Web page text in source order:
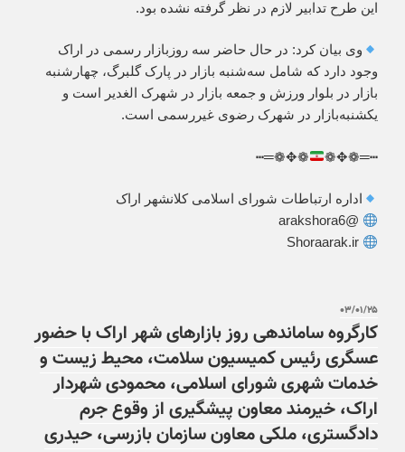
این طرح تدابیر لازم در نظر گرفته نشده بود.
وی بیان کرد: در حال حاضر سه روزبازار رسمی در اراک
وجود دارد که شامل سه‌شنبه بازار در پارک گلبرگ، چهارشنبه
بازار در بلوار ورزش و جمعه بازار در شهرک الغدیر است و
یکشنبه‌بازار در شهرک رضوی غیررسمی است.
┅═❁✥❁
❁✥❁═┅
اداره ارتباطات شورای اسلامی کلانشهر اراک
@arakshora6
Shoraarak.ir
۰۳/۰۱/۲۵
کارگروه ساماندهی روز بازارهای شهر اراک با حضور
عسگری رئیس کمیسیون سلامت، محیط زیست و
خدمات شهری شورای اسلامی، محمودی شهردار
اراک، خیرمند معاون پیشگیری از وقوع جرم
دادگستری، ملکی معاون سازمان بازرسی، حیدری